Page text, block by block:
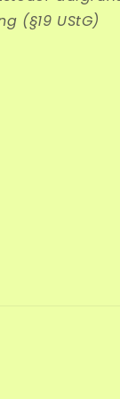
(§19 UStG)